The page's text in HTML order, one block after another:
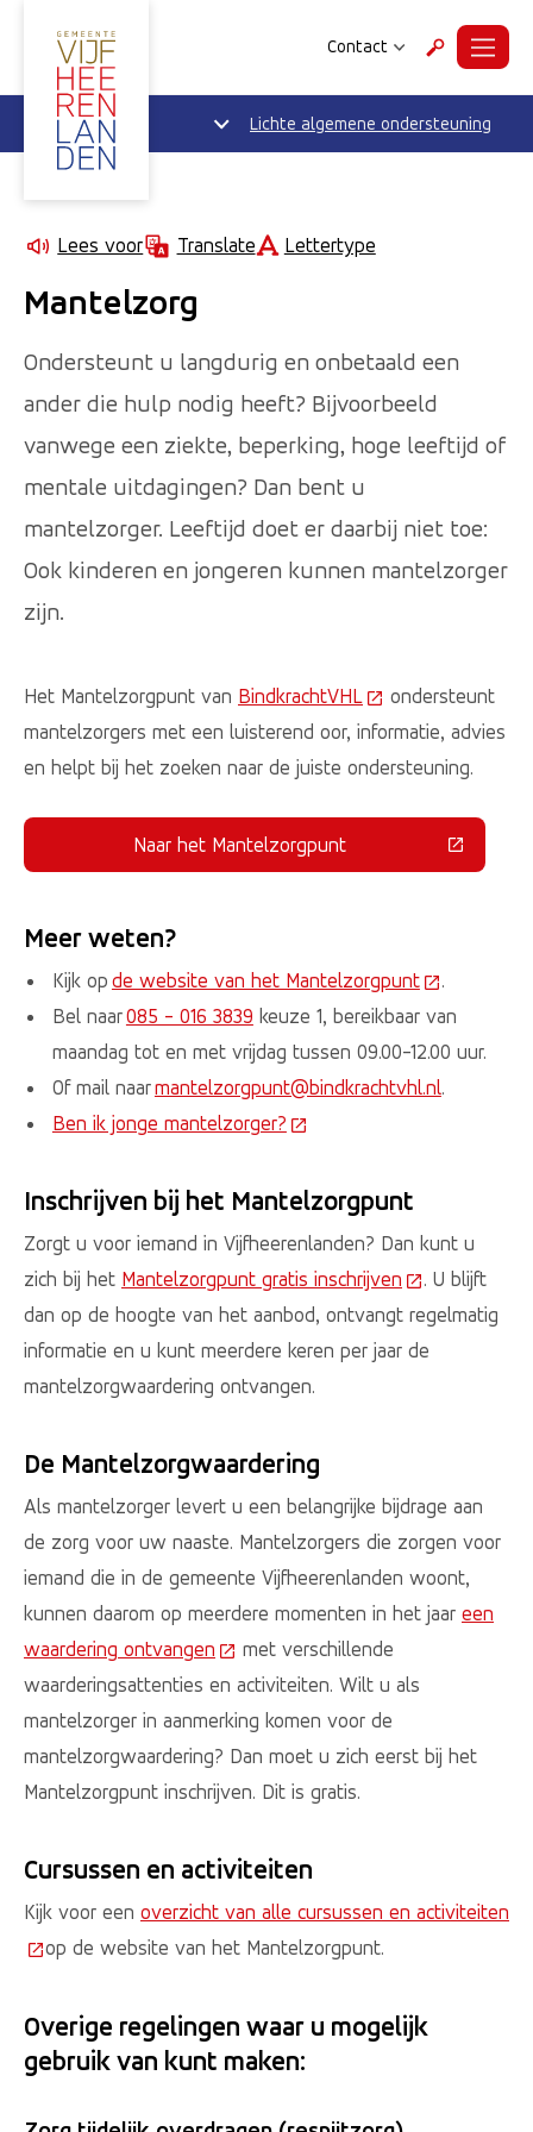
Contact ZoekenMenu
Lichte algemene ondersteuning
Lees voor Translate Lettertype
Mantelzorg
Ondersteunt u langdurig en onbetaald een
ander die hulp nodig heeft? Bijvoorbeeld
vanwege een ziekte, beperking, hoge leeftijd of
mentale uitdagingen? Dan bent u
mantelzorger. Leeftijd doet er daarbij niet toe:
Ook kinderen en jongeren kunnen mantelzorger
zijn.
Het Mantelzorgpunt van BindkrachtVHL (Deze link gaat
ondersteunt
mantelzorgers met een luisterend oor, informatie, advies
en helpt bij het zoeken naar de juiste ondersteuning.
Naar het Mantelzorgpunt(Deze link gaat naar een externe
Meer weten?
Kijk op de website van het Mantelzorgpunt(Deze link
.
Bel naar085 - 016 3839 keuze 1, bereikbaar van
maandag tot en met vrijdag tussen 09.00-12.00 uur.
Of mail naarmantelzorgpunt@bindkrachtvhl.nl.
Ben ik jonge mantelzorger? (Deze link gaat naar een
Inschrijven bij het Mantelzorgpunt
Zorgt u voor iemand in Vijfheerenlanden? Dan kunt u
zich bij het Mantelzorgpunt gratis inschrijven (Deze link
. U blijft
dan op de hoogte van het aanbod, ontvangt regelmatig
informatie en u kunt meerdere keren per jaar de
mantelzorgwaardering ontvangen.
De Mantelzorgwaardering
Als mantelzorger levert u een belangrijke bijdrage aan
de zorg voor uw naaste. Mantelzorgers die zorgen voor
iemand die in de gemeente Vijfheerenlanden woont,
kunnen daarom op meerdere momenten in het jaar een
waardering ontvangen (Deze link gaat naar een externe
met verschillende
waarderingsattenties en activiteiten. Wilt u als
mantelzorger in aanmerking komen voor de
mantelzorgwaardering? Dan moet u zich eerst bij het
Mantelzorgpunt inschrijven. Dit is gratis.
Cursussen en activiteiten
Kijk voor een overzicht van alle cursussen en activiteiten
(Deze link gaat naar een externe website)
op de website van het Mantelzorgpunt.
Overige regelingen waar u mogelijk
gebruik van kunt maken: